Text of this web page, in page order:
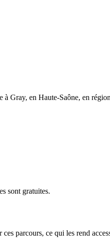
Gray, en Haute-Saône, en
sont gratuites.
parcours, ce qui les rend